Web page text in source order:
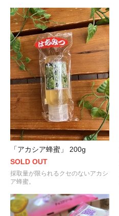
「アカシア蜂蜜」 200g
SOLD OUT
採取量が限られるクセのないアカシ
ア蜂蜜。